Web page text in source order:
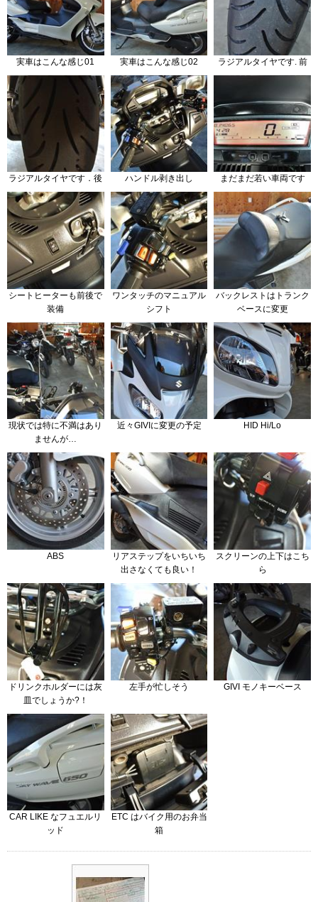
実車はこんな感じ01 実車はこんな感じ02 ラジアルタイヤです. 前
ラジアルタイヤです．後 ハンドル剥き出し まだまだ若い車両です
シートヒーターも前後で
装備
ワンタッチのマニュアル
シフト
バックレストはトランク
ベースに変更
現状では特に不満はあり
ませんが…
近々GIVIに変更の予定 HID Hi/Lo
ABS
リアステップをいちいち
出さなくても良い！
スクリーンの上下はこち
ら
ドリンクホルダーには灰
皿でしょうか?！
左手が忙しそう GIVI モノキーベース
CAR LIKE なフュエルリ
ッド
ETC はバイク用のお弁当
箱